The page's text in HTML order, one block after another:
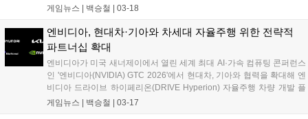
AI 기술이 유기적으로 연결되는 생태계를 구축하고, 기술 유연성을 높여
바X'에 최적화된 고성능 GPU 연산 환경 구축을 위한 기술 협력을 강화
하고 이를 통해 AI 모델을 안정적으로 운영할 수 있는 인프라 기술을 공
동으로 고도화해 나간다는 계획이다....
게임뉴스 | 백승철 03-18
엔비디아, 현대차·기아와 차세대 자율주행 위한 전략적
파트너십 확대
엔비디아가 미국 새너제이에서 열린 세계 최대 AI·가속 컴퓨팅 콘퍼런스
인 '엔비디아(NVIDIA) GTC 2026'에서 현대차, 기아와 협력을 확대해 엔
비디아 드라이브 하이페리온(DRIVE Hyperion) 자율주행 차량 개발 플
랫폼을 기반으로 한 차세대 자율주행 기술 발전을 가속화한다고 밝혔다.
게임뉴스 | 백승철 03-17